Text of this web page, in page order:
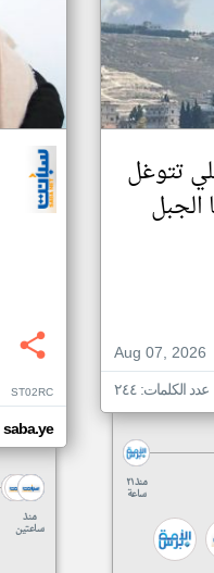
تتوغل
الجبل
Aug 07, 2026
عدد الكلمات: ٢٤٤
منذ ٢١
ساعة
ST02RC
saba.ye
منذ
ساعتين